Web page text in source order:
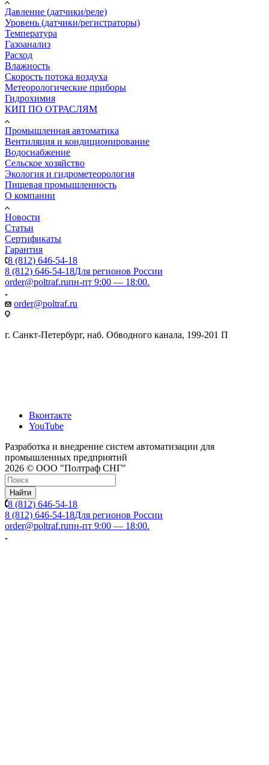
Давление (датчики/реле)
Уровень (датчики/регистраторы)
Температура
Газоанализ
Расход
Влажность
Скорость потока воздуха
Метеорологические приборы
Гидрохимия
КИП ПО ОТРАСЛЯМ
Промышленная автоматика
Вентиляция и кондиционирование
Водоснабжение
Сельское хозяйство
Экология и гидрометеорология
Пищевая промышленность
О компании
Новости
Статьи
Сертификаты
Гарантия
8 (812) 646-54-18
8 (812) 646-54-18Для регионов России
order@poltraf.ruпн-пт 9:00 — 18:00.
order@poltraf.ru
г. Санкт-Петербург, наб. Обводного канала, 199-201 П
Вконтакте
YouTube
Разработка и внедрение систем автоматизации для
промышленных предприятий
2026 © ООО "Полтраф СНГ"
Найти
8 (812) 646-54-18
8 (812) 646-54-18Для регионов России
order@poltraf.ruпн-пт 9:00 — 18:00.